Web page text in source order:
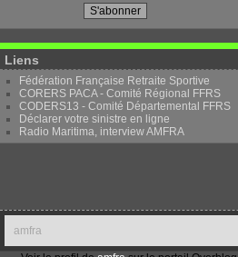
Liens
Fédération Française Retraite Sportive
CORERS PACA - Comité Régional FFRS
CODERS13 - Comité Départemental FFRS
Déclarer votre sinistre en ligne
Radio Maritima, interview AMFRA
amfra